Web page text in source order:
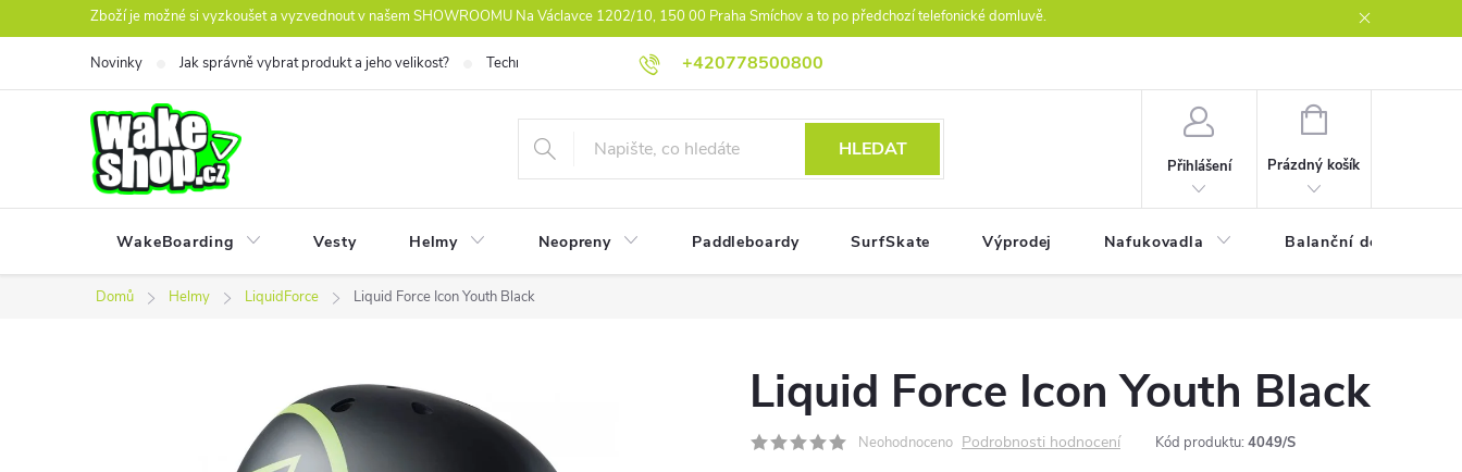
na
Zboží je možné si vyzkoušet a vyzvednout v našem SHOWROOMU Na Václavce 1202/10, 150 00 Praha Smíchov a to po předchozí telefonické domluvě.
+420778500800
Novinky Jak správně vybrat produkt a jeho velikost? Technologie Athlet Driven Inovation Práva z vad reklamace
HLEDAT
Přihlášení
NÁKUPNÍ
Prázdný košík
WakeBoarding Vesty Helmy Neopreny Paddleboardy SurfSkate Výprodej Nafukovadla Balanční desky
Domů Helmy LiquidForce Liquid Force Icon Youth Black
Liquid Force Icon Youth Black
Neohodnoceno Podrobnosti hodnocení Kód produktu: 4049/S